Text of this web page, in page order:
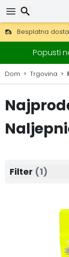
Besplatna
Mogućnost slanja
30 dana za
Popusti
Dom Trgovina
Filter (1)
Traži